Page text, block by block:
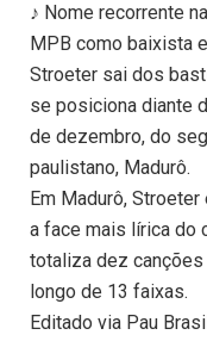
♪ Nome recorrente
MPB como baixista
Stroeter sai dos
se posiciona diante
de dezembro, do
paulistano, Madurô.
Em Madurô,
a face mais lírica do
totaliza dez
longo de 13 faixas.
Editado via Pau